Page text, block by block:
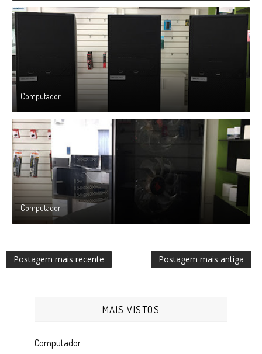
Computador
Computador
Postagem mais recente Postagem mais antiga
MAIS VISTOS
Computador